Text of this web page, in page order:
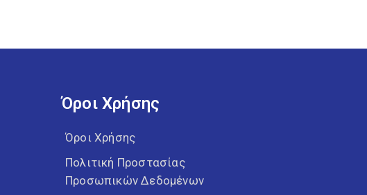
Όροι Χρήσης
Όροι Χρήσης
Πολιτική Προστασίας
Προσωπικών Δεδομένων